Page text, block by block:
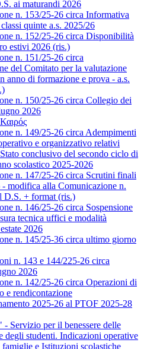
ai maturandi 2026
n. 153/25-26 circa Informativa
quinte a.s. 2025/26
n. 152/25-26 circa Disponibilità
estivi 2026 (ris.)
n. 151/25-26 circa
del Comitato per la valutazione
anno di formazione e prova - a.s.
n. 150/25-26 circa Collegio dei
2026
n. 149/25-26 circa Adempimenti
e organizzativo relativi
conclusivo del secondo ciclo di
scolastico 2025-2026
n. 147/25-26 circa Scrutini finali
- modifica alla Comunicazione n.
D.S. + format (ris.)
n. 146/25-26 circa Sospensione
tecnica uffici e modalità
2026
n. 145/25-36 circa ultimo giorno
n. 143 e 144/225-26 circa
2026
n. 142/25-26 circa Operazioni di
e rendicontazione
2025-26 al PTOF 2025-28
Servizio per il benessere delle
degli studenti. Indicazioni operative
famiglie e Istituzioni scolastiche